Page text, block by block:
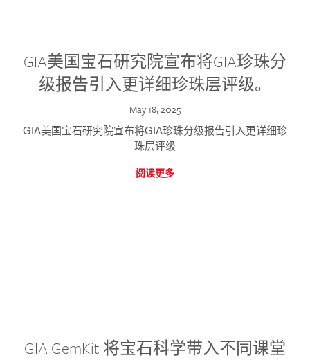
GIA美国宝石研究院宣布将GIA珍珠分
级报告引入更详细珍珠层评级。
May 18, 2025
GIA美国宝石研究院宣布将GIA珍珠分级报告引入更详细珍
珠层评级
阅读更多
GIA GemKit 将宝石科学带入不同课堂